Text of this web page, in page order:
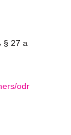
§ 27 a
odr